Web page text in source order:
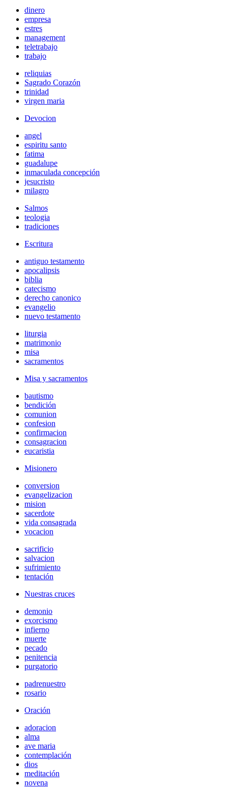
dinero
empresa
estres
management
teletrabajo
trabajo
reliquias
Sagrado Corazón
trinidad
virgen maria
Devocion
angel
espiritu santo
fatima
guadalupe
inmaculada concepción
jesucristo
milagro
Salmos
teologia
tradiciones
Escritura
antiguo testamento
apocalipsis
biblia
catecismo
derecho canonico
evangelio
nuevo testamento
liturgia
matrimonio
misa
sacramentos
Misa y sacramentos
bautismo
bendición
comunion
confesion
confirmacion
consagracion
eucaristia
Misionero
conversion
evangelizacion
mision
sacerdote
vida consagrada
vocacion
sacrificio
salvacion
sufrimiento
tentación
Nuestras cruces
demonio
exorcismo
infierno
muerte
pecado
penitencia
purgatorio
padrenuestro
rosario
Oración
adoracion
alma
ave maria
contemplación
dios
meditación
novena